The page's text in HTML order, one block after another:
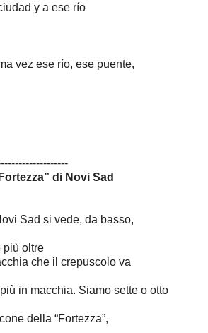
y a ese río
vez ese río, ese puente,
di Novi Sad
Sad si vede, da basso,
che il crepuscolo va
in macchia. Siamo sette o otto
della “Fortezza”,